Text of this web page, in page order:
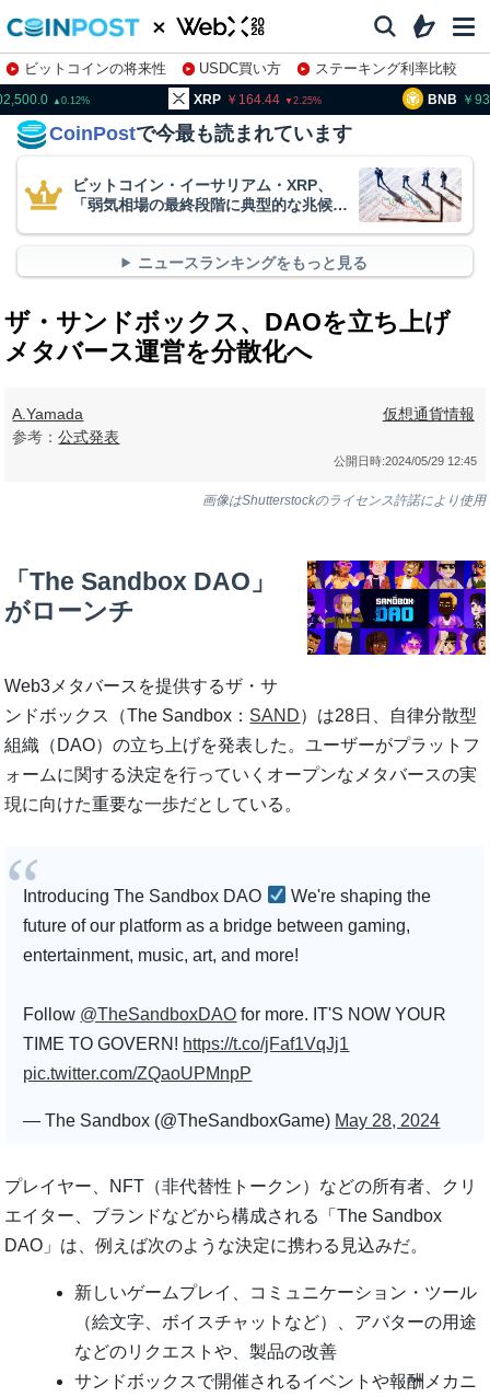
ビットコインの将来性 USDC買い方
ステーキング利率比較
株特集・関連銘柄
0.12 XRP 164.44 2.25 BNB
CoinPostで今最も読まれています
ビットコイン・イーサリアム・XRP、
「弱気相場の最終段階に典型的な兆候」
ニュースランキングをもっと見る
ザ・サンドボックス、DAOを立ち上げ
メタバース運営を分散化へ
A.Yamada
参考：公式発表
仮想通貨情報
公開日時:2024/05/29 12:45
画像はShutterstockのライセンス許諾により使用
「The Sandbox DAO」
がローンチ
Web3メタバースを提供するザ・サ
ンドボックス（The Sandbox： SAND）は28日、自律分散型
組織（DAO）の立ち上げを発表した。ユーザーがプラットフ
ォームに関する決定を行っていくオープンなメタバースの実
現に向けた重要な一歩だとしている。
Introducing The Sandbox DAO
We're shaping the
future of our platform as a bridge between gaming,
entertainment, music, art, and more!
Follow @TheSandboxDAO for more. IT'S NOW YOUR
TIME TO GOVERN! https://t.co/jFaf1VqJj1
pic.twitter.com/ZQaoUPMnpP
— The Sandbox (@TheSandboxGame) May 28, 2024
プレイヤー、NFT（非代替性トークン）などの所有者、クリ
エイター、ブランドなどから構成される「The Sandbox
DAO」は、例えば次のような決定に携わる見込みだ。
新しいゲームプレイ、コミュニケーション・ツール
（絵文字、ボイスチャットなど）、アバターの用途
などのリクエストや、製品の改善
サンドボックスで開催されるイベントや報酬メカニ